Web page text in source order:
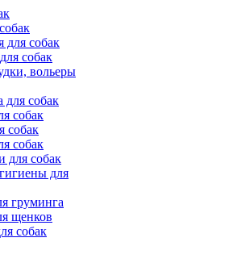
собак
собак
вольеры
для собак
собак
собак
собак
для собак
для
груминга
щенков
собак